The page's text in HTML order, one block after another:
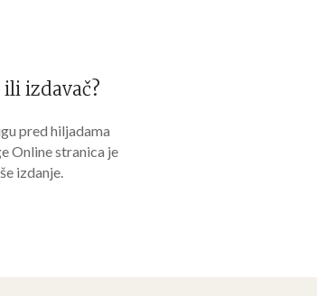
izdavač?
pred hiljadama
Online stranica je
izdanje.